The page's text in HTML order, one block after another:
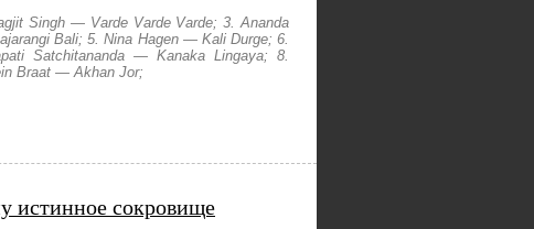
Singh — Varde Varde Varde; 3. Ananda
Bali; 5. Nina Hagen — Kali Durge; 6.
Satchitananda — Kanaka Lingaya; 8.
Braat — Akhan Jor;
истинное сокровище